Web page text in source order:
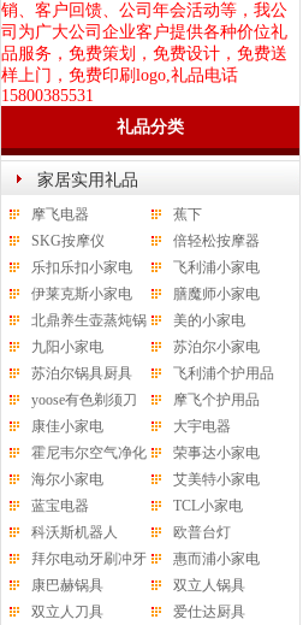
销、客户回馈、公司年会活动等，我公
司为广大公司企业客户提供各种价位礼
品服务，免费策划，免费设计，免费送
样上门，免费印刷logo,礼品电话
15800385531
礼品分类
家居实用礼品
摩飞电器
蕉下
SKG按摩仪
倍轻松按摩器
乐扣乐扣小家电
飞利浦小家电
伊莱克斯小家电
膳魔师小家电
北鼎养生壶蒸炖锅
水杯
美的小家电
九阳小家电
苏泊尔小家电
苏泊尔锅具厨具
飞利浦个护用品
yoose有色剃须刀
摩飞个护用品
康佳小家电
大宇电器
霍尼韦尔空气净化
器
荣事达小家电
海尔小家电
艾美特小家电
蓝宝电器
TCL小家电
科沃斯机器人
欧普台灯
拜尔电动牙刷冲牙
器
惠而浦小家电
康巴赫锅具
双立人锅具
双立人刀具
爱仕达厨具